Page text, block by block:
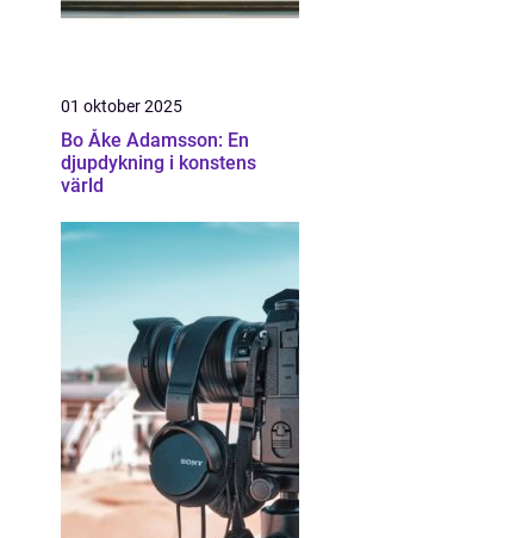
01 oktober 2025
Bo Åke Adamsson: En
djupdykning i konstens
värld